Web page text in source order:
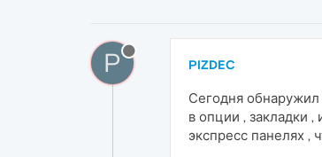
P PIZDEC
Сегодня обнаружил
в опции , закладки
экспресс панелях ,